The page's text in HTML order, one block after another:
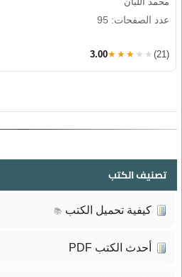
عدد الصفحات: 95
3.00★★★★★ (21)
تصنيف الكتب
كيفية تحميل الكتب 📚
أحدث الكتب PDF